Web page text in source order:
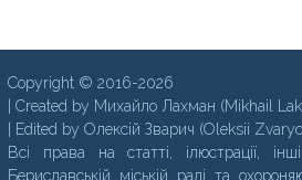
Copyright © 2016-2026
| Created by Михайло Лахман (Mikhail
| Edited by Олексій Зварич (Oleksii
Всі права на статті, ілюстрації,
Бериславській міській раді та